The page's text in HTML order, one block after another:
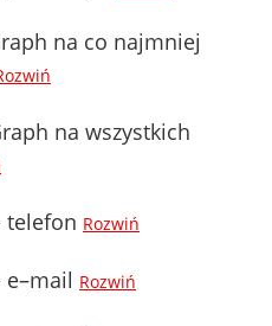
na co najmniej
na wszystkich
telefon Rozwiń
Rozwiń